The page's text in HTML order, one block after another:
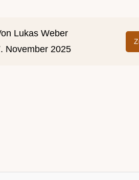
Lukas Weber
November 2025